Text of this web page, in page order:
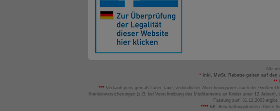
Alle mit
* inkl. MwSt. Rabatte gelten auf
**
*** Verkaufspreis gemäß Lauer-Taxe; verbindlicher Abrechnungspreis nach der Großen
Krankenversicherungen (z.B. bei Verschreibung des Medikaments an Kinder unter 12
Fassung zum 31.12.2003 ergibt.
**** BK: Beschaffungskosten. Diese